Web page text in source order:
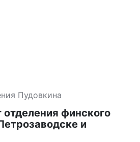
Пудовкина
отделения финского
и